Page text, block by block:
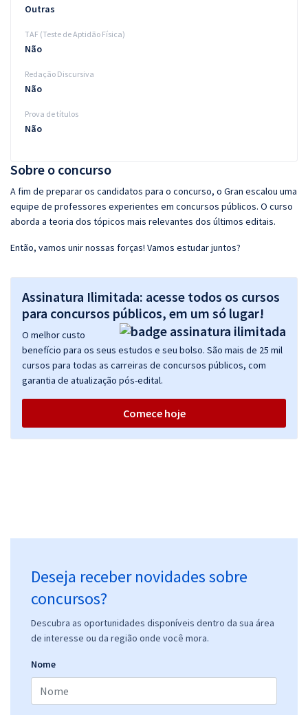
Sobre o concurso
A fim de preparar os candidatos para o concurso, o Gran escalou uma
equipe de professores experientes em concursos públicos. O curso
aborda a teoria dos tópicos mais relevantes dos últimos editais.
Então, vamos unir nossas forças! Vamos estudar juntos?
Assinatura Ilimitada: acesse todos os cursos
para concursos públicos, em um só lugar!
O melhor custo
benefício para os seus estudos e seu bolso. São mais de 25 mil
cursos para todas as carreiras de concursos públicos, com
garantia de atualização pós-edital.
Comece hoje
Deseja receber novidades sobre
concursos?
Descubra as oportunidades disponíveis dentro da sua área
de interesse ou da região onde você mora.
Nome
Outras
TAF (Teste de Aptidão Física)
Não
Redação Discursiva
Não
Prova de títulos
Não